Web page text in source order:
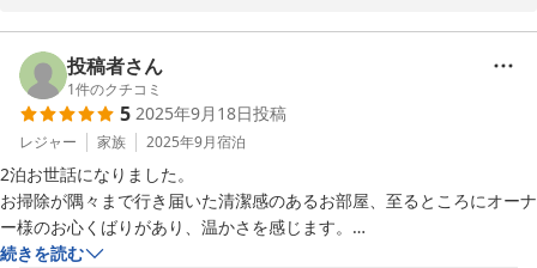
お連れさまにお礼の旨、お伝えいただければ幸いです。
ゲストハウス ちはやふる
2025-12-08
チェックイン時のお話が観光のご参考になり
とても嬉しく拝読させていただきました。
また、フットマッサージャーや雑誌が
お役に立ち、ベッドでごゆっくりお休み
いただけたご様子に、旅のお疲れを少しでも癒すお手伝いができま
したこと嬉しく思います。
投稿者さん
1件のクチコミ
5 2025年9月18日投稿
レジャー 家族 2025年9月宿泊
2泊お世話になりました。
お掃除が隅々まで行き届いた清潔感のあるお部屋、至るところにオーナ
ー様のお心くばりがあり、温かさを感じます。
滞在中はたくさん歩いたのでフットマッサージ機が嬉しかったです。
続きを読む